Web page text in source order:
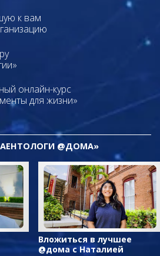
к вам
онлайн-курс
для жизни»
@ДОМА»
Вложиться в лучшее
@дома с Наталией